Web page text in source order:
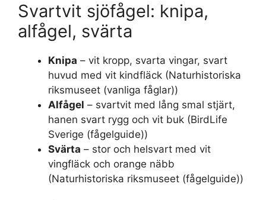
Svartvit sjöfågel: knipa,
alfågel, svärta
Knipa – vit kropp, svarta vingar, svart
huvud med vit kindfläck (Naturhistoriska
riksmuseet (vanliga fåglar))
Alfågel – svartvit med lång smal stjärt,
hanen svart rygg och vit buk (BirdLife
Sverige (fågelguide))
Svärta – stor och helsvart med vit
vingfläck och orange näbb
(Naturhistoriska riksmuseet (fågelguide))